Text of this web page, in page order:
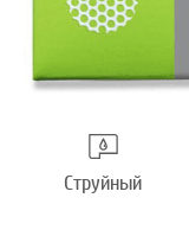
Струйный